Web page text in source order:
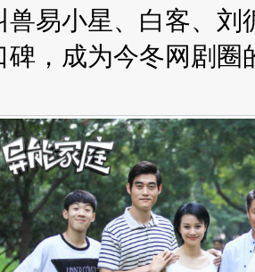
兽易小星、白客、
碑，成为今冬网剧